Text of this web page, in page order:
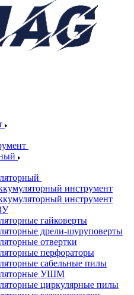
инструмент
инструмент
гайковерты
дрели-шуруповерты
отвертки
перфораторы
сабельные пилы
УШМ
циркулярные пилы